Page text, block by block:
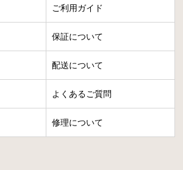
ご利用ガイド
保証について
配送について
よくあるご質問
修理について